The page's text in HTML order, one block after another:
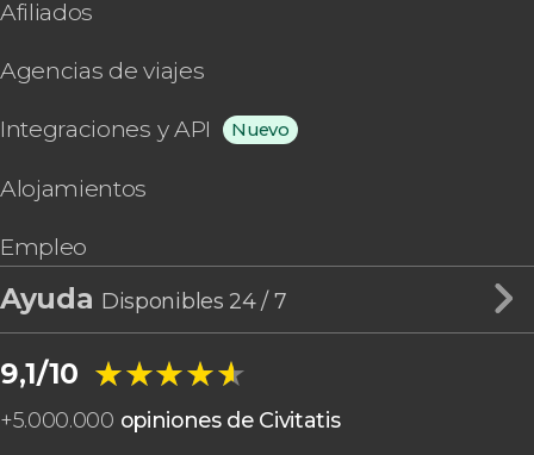
Afiliados
Agencias de viajes
Integraciones y API Nuevo
Alojamientos
Empleo
Ayuda Disponibles 24 / 7
9,1/10 ★★★★★
★★★★★
+5.000.000 opiniones de Civitatis